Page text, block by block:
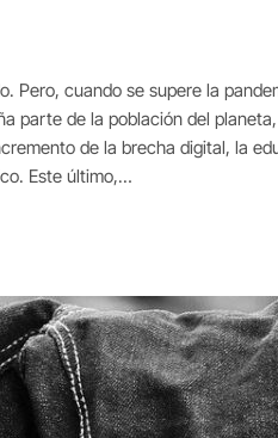
Pero, cuando se supere la
parte de la población del
de la brecha digital, la
Este último,…